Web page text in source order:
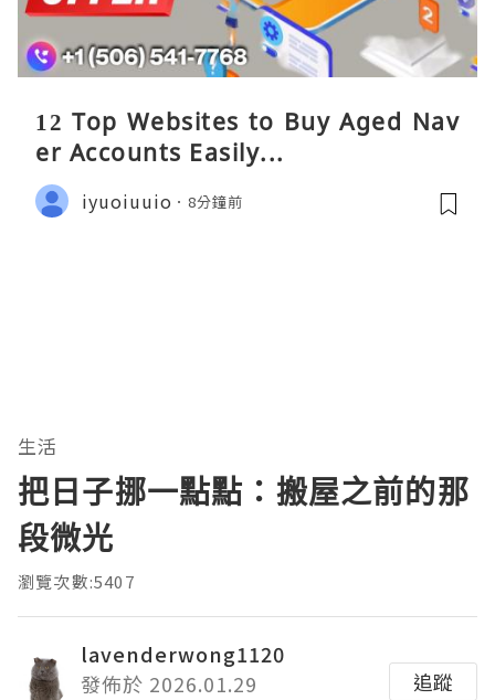
12 Top Websites to Buy Aged Nav
er Accounts Easily...
iyuoiuuio 8分鐘前
生活
把日子挪一點點：搬屋之前的那
段微光
瀏覽次數:5407
lavenderwong1120
發佈於 2026.01.29
追蹤